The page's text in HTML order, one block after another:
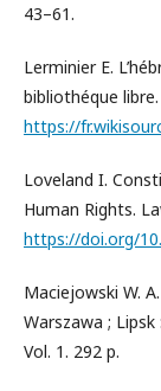
43–61.
Lerminier E.
bibliothéque libre.
https://
Loveland I.
Human Rights.
https://doi.org/
Maciejowski W.
Warszawa ;
Vol. 1. 292 p.